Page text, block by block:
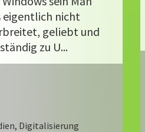
eigentlich nicht
geliebt und
zu U...
Digitalisierung